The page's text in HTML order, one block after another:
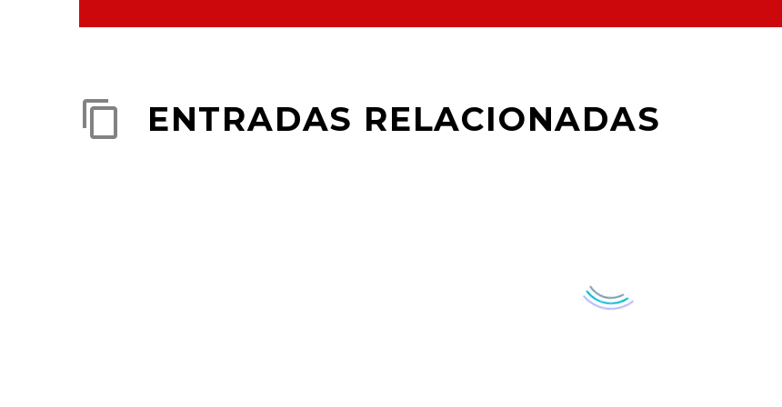
ENTRADAS RELACIONADAS